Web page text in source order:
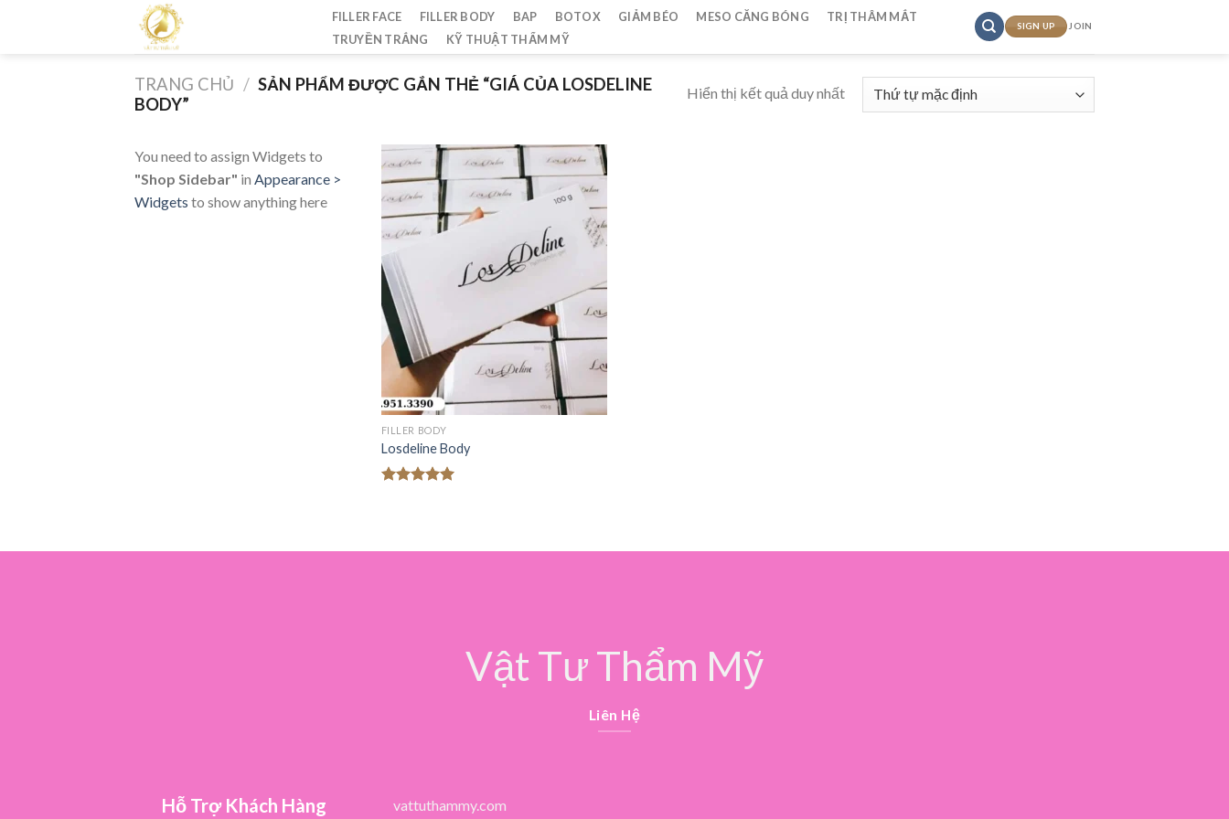
FILLER FACE FILLER BODY BAP BOTOX GIẢM BÉO MESO CĂNG BÓNG
TRỊ THÂM MẮT
TRUYỀN TRẮNG
KỸ THUẬT THẨM MỸ
SIGN UP JOIN
TRANG CHỦ / SẢN PHẨM ĐƯỢC GẮN THẺ “GIÁ CỦA LOSDELINE
BODY”
Hiển thị kết quả duy nhất
You need to assign Widgets to
"Shop Sidebar" in Appearance >
Widgets to show anything here
FILLER BODY
Losdeline Body
Vật Tư Thẩm Mỹ
Liên Hệ
Hỗ Trợ Khách Hàng
vattuthammy.com